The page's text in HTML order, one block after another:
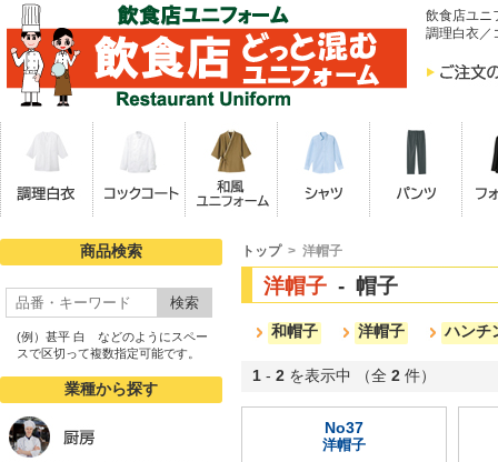
飲食店ユニ
調理白衣／
商品検索
検索
(例）甚平 白 などのようにスペー
スで区切って複数指定可能です。
業種から探す
トップ> 洋帽子
洋帽子 - 帽子
和帽子 洋帽子 ハンチ
1 - 2 を表示中 （全 2 件）
No37
洋帽子